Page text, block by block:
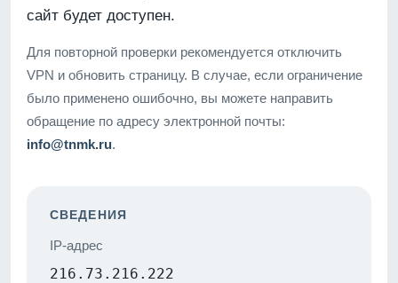
сайт будет доступен.
Для повторной проверки рекомендуется отключить
VPN и обновить страницу. В случае, если ограничение
было применено ошибочно, вы можете направить
обращение по адресу электронной почты:
info@tnmk.ru.
СВЕДЕНИЯ
IP-адрес
216.73.216.222